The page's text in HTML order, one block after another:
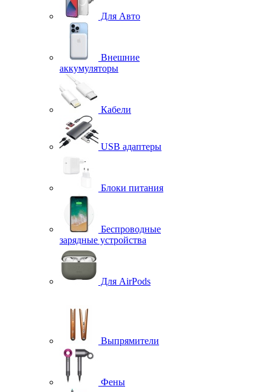
Для Авто
Внешние
аккумуляторы
Кабели
USB адаптеры
Блоки питания
Беспроводные
зарядные устройства
Для AirPods
Выпрямители
Фены